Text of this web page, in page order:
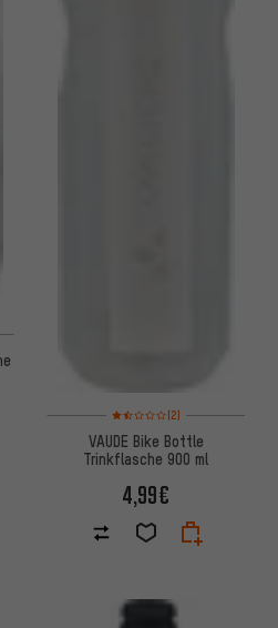
auf 1 Bewertungen
Bewertungen: 1,5 von 5
(2)
VAUDE Bike Bottle
Trinkflasche 900 ml
4,99€